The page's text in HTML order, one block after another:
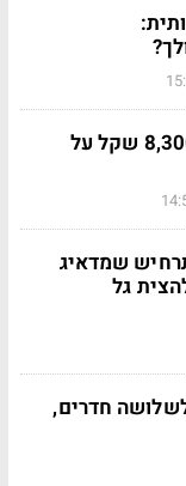
כללית סירבה להחזיר 8,300 שקל על
שמדאיג
גל
מיליון לשלושה חדרים,